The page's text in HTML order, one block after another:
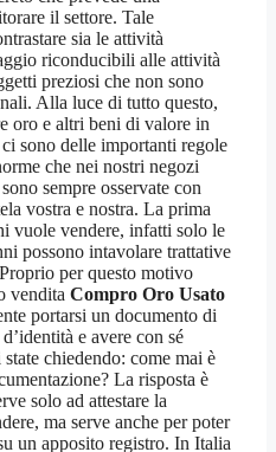
il settore. Tale
sia le attività
riconducibili alle attività
preziosi che non sono
Alla luce di tutto questo,
oro e altri beni di valore in
sono delle importanti regole
che nei nostri negozi
sono sempre osservate con
vostra e nostra. La prima
vuole vendere, infatti solo le
possono intavolare trattative
per questo motivo
vendita Compro Oro Usato
portarsi un documento di
e avere con sé
chiedendo: come mai è
La risposta è
solo ad attestare la
ma serve anche per poter
un apposito registro. In Italia